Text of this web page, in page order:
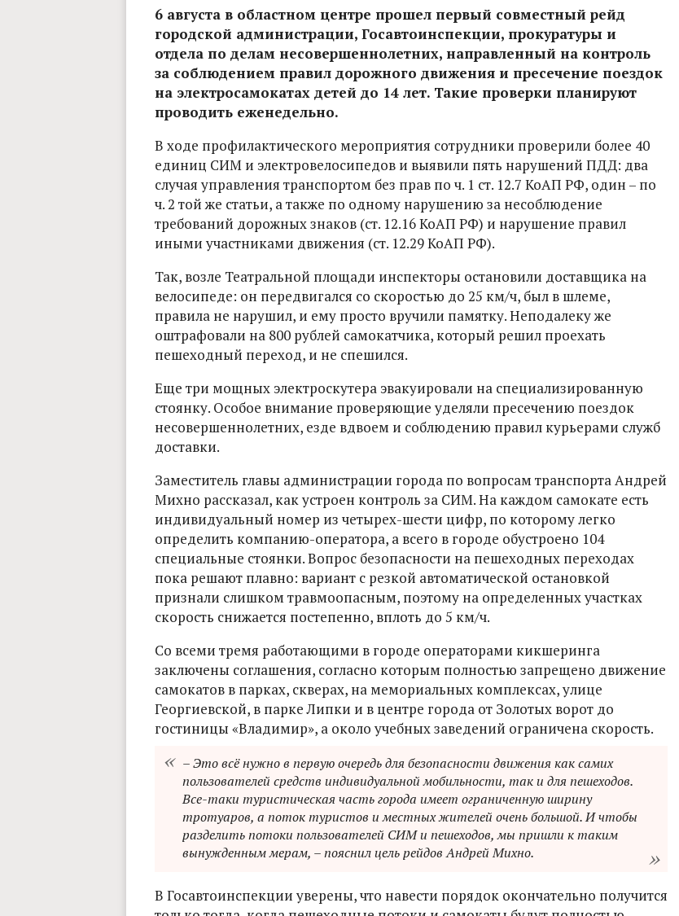
6 августа в областном центре прошел первый совместный рейд
городской администрации, Госавтоинспекции, прокуратуры и
отдела по делам несовершеннолетних, направленный на контроль
за соблюдением правил дорожного движения и пресечение поездок
на электросамокатах детей до 14 лет. Такие проверки планируют
проводить еженедельно.
В ходе профилактического мероприятия сотрудники проверили более 40
единиц СИМ и электровелосипедов и выявили пять нарушений ПДД: два
случая управления транспортом без прав по ч. 1 ст. 12.7 КоАП РФ, один – по
ч. 2 той же статьи, а также по одному нарушению за несоблюдение
требований дорожных знаков (ст. 12.16 КоАП РФ) и нарушение правил
иными участниками движения (ст. 12.29 КоАП РФ).
Так, возле Театральной площади инспекторы остановили доставщика на
велосипеде: он передвигался со скоростью до 25 км/ч, был в шлеме,
правила не нарушил, и ему просто вручили памятку. Неподалеку же
оштрафовали на 800 рублей самокатчика, который решил проехать
пешеходный переход, и не спешился.
Еще три мощных электроскутера эвакуировали на специализированную
стоянку. Особое внимание проверяющие уделяли пресечению поездок
несовершеннолетних, езде вдвоем и соблюдению правил курьерами служб
доставки.
Заместитель главы администрации города по вопросам транспорта Андрей
Михно рассказал, как устроен контроль за СИМ. На каждом самокате есть
индивидуальный номер из четырех-шести цифр, по которому легко
определить компанию-оператора, а всего в городе обустроено 104
специальные стоянки. Вопрос безопасности на пешеходных переходах
пока решают плавно: вариант с резкой автоматической остановкой
признали слишком травмоопасным, поэтому на определенных участках
скорость снижается постепенно, вплоть до 5 км/ч.
Со всеми тремя работающими в городе операторами кикшеринга
заключены соглашения, согласно которым полностью запрещено движение
самокатов в парках, скверах, на мемориальных комплексах, улице
Георгиевской, в парке Липки и в центре города от Золотых ворот до
гостиницы «Владимир», а около учебных заведений ограничена скорость.
– Это всё нужно в первую очередь для безопасности движения как самих
пользователей средств индивидуальной мобильности, так и для пешеходов.
Все-таки туристическая часть города имеет ограниченную ширину
тротуаров, а поток туристов и местных жителей очень большой. И чтобы
разделить потоки пользователей СИМ и пешеходов, мы пришли к таким
вынужденным мерам, – пояснил цель рейдов Андрей Михно.
В Госавтоинспекции уверены, что навести порядок окончательно получится